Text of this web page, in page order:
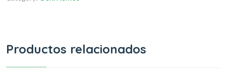
Productos relacionados